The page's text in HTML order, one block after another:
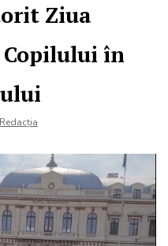
Ziua
în
Redacția